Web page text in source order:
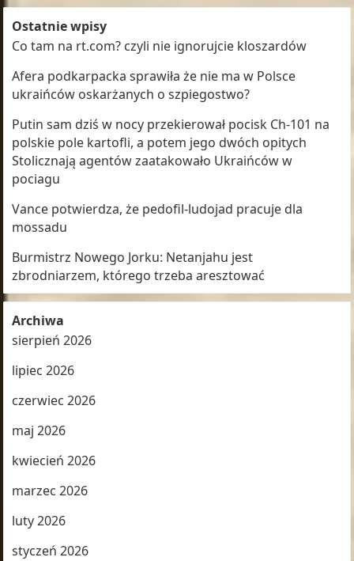
Ostatnie wpisy
Co tam na rt.com? czyli nie ignorujcie kloszardów
Afera podkarpacka sprawiła że nie ma w Polsce
ukraińców oskarżanych o szpiegostwo?
Putin sam dziś w nocy przekierował pocisk Ch-101 na
polskie pole kartofli, a potem jego dwóch opitych
Stolicznają agentów zaatakowało Ukraińców w
pociagu
Vance potwierdza, że pedofil-ludojad pracuje dla
mossadu
Burmistrz Nowego Jorku: Netanjahu jest
zbrodniarzem, którego trzeba aresztować
Archiwa
sierpień 2026
lipiec 2026
czerwiec 2026
maj 2026
kwiecień 2026
marzec 2026
luty 2026
styczeń 2026